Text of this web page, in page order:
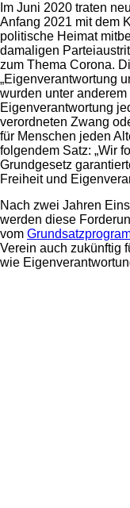
Im Juni 2020 traten
Anfang 2021 mit dem
politische Heimat
damaligen
zum Thema Corona.
„Eigenverantwortung
wurden unter
Eigenverantwortung
verordneten Zwang
für Menschen jeden
folgendem Satz: „Wir
Grundgesetz
Freiheit und
Nach zwei Jahren
werden diese
vom
Verein auch zukünftig
wie